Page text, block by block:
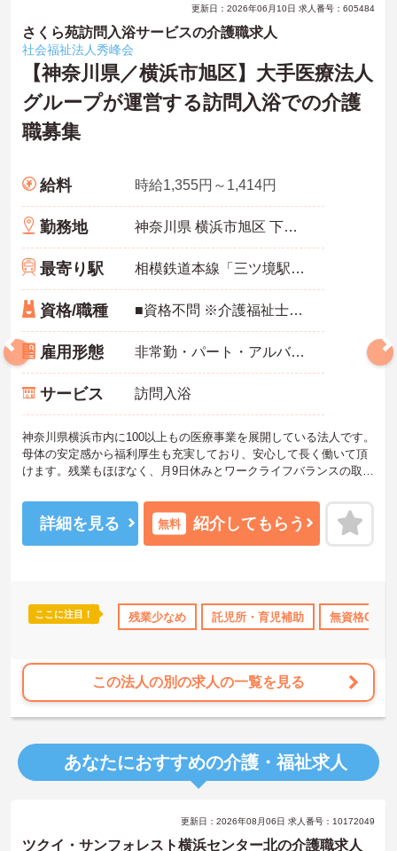
資格取得サポート 研修制度あり 産休･育休･介護休暇取得実績あり
更新日：2026年06月10日 求人番号：605484
さくら苑訪問入浴サービスの介護職求人
社会福祉法人秀峰会
【神奈川県／横浜市旭区】大手医療法人
グループが運営する訪問入浴での介護
職募集
給料 時給1,355円～1,414円
勤務地 神奈川県 横浜市旭区 下川井町360
最寄り駅 相模鉄道本線「三ツ境駅」バス・車6分
資格/職種 ■資格不問 ※介護福祉士免許お持ちの方歓迎
雇用形態 非常勤・パート・アルバイト
サービス 訪問入浴
神奈川県横浜市内に100以上もの医療事業を展開している法人です。
母体の安定感から福利厚生も充実しており、安心して長く働いて頂
けます。残業もほぼなく、月9日休みとワークライフバランスの取り
せ。
詳細を見る 無料 紹介してもらう
ここに注目！ 残業少なめ 託児所・育児補助 無資格OK
この法人の別の求人の一覧を見る
あなたにおすすめの介護・福祉求人
更新日：2026年08月06日 求人番号：10172049
ツクイ・サンフォレスト横浜センター北の介護職求人